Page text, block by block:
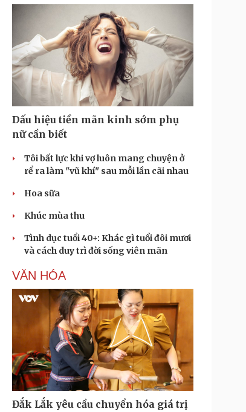
Dấu hiệu tiền mãn kinh sớm phụ
nữ cần biết
Tôi bất lực khi vợ luôn mang chuyện ở
rể ra làm "vũ khí" sau mỗi lần cãi nhau
Hoa sữa
Khúc mùa thu
Tình dục tuổi 40+: Khác gì tuổi đôi mươi
và cách duy trì đời sống viên mãn
VĂN HÓA
Đắk Lắk yêu cầu chuyển hóa giá trị